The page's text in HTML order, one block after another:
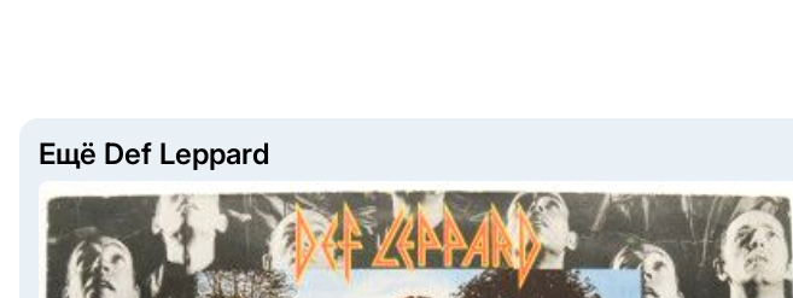
Ещё Def Leppard